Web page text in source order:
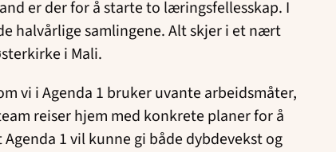
er der for å starte to læringsfellesskap. I
halvårlige samlingene. Alt skjer i et nært
i Mali.
vi i Agenda 1 bruker uvante arbeidsmåter,
reiser hjem med konkrete planer for å
1 vil kunne gi både dybdevekst og